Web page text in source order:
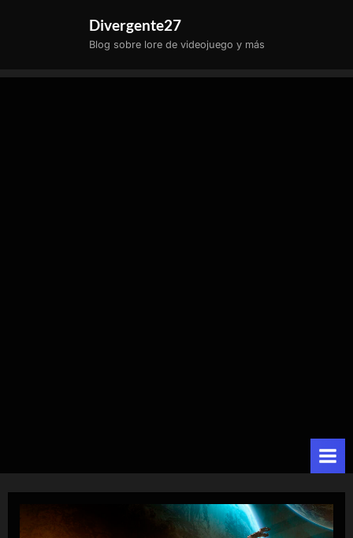
Divergente27
Blog sobre lore de videojuego y más